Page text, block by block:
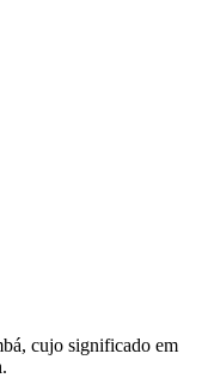
cujo significado em